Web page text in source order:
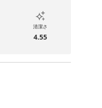
清潔さ
4.55